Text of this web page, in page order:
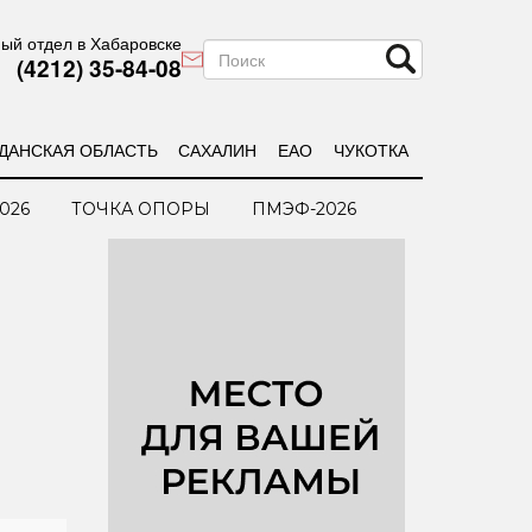
отдел в Хабаровске
(4212) 35-84-08
ОБЛАСТЬ САХАЛИН ЕАО ЧУКОТКА
ТОЧКА ОПОРЫ ПМЭФ-2026